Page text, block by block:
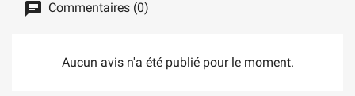
Commentaires (0)
Aucun avis n'a été publié pour le moment.